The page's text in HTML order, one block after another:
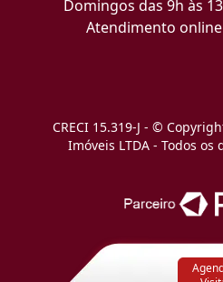
Domingos das 9h às
Atendimento
CRECI 15.319-J - ©
Imóveis LTDA - Todos